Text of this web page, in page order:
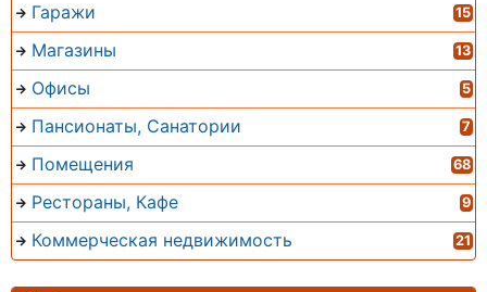
Гаражи 15
Магазины 13
Офисы 5
Пансионаты, Санатории 7
Помещения 68
Рестораны, Кафе 9
Коммерческая недвижимость 21